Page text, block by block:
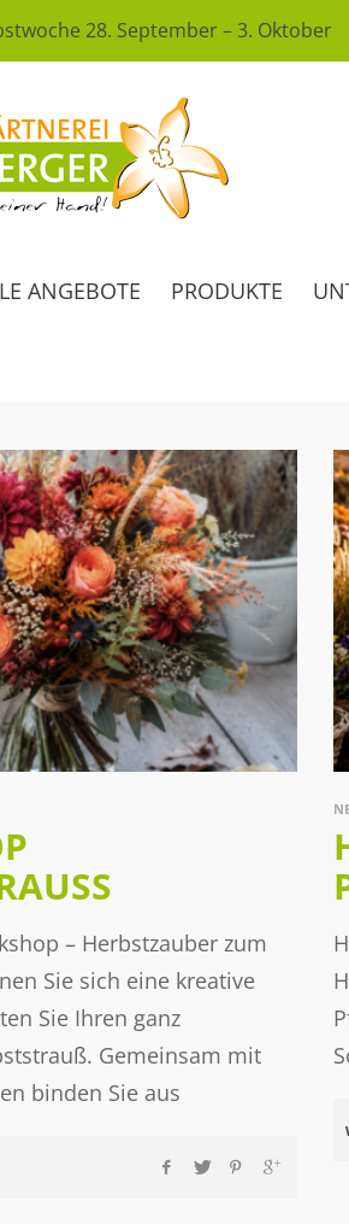
28. September – 3. Oktober
ist Pflanzzeit!
sparen mit unserer App
Pflanzen für unsere Gärten
Rundgang in der Erlebnisgärtnerei
Ihr grünes Paradies gesund und
Herbststrauß
ANGEBOTE PRODUKTE
– Herbstzauber zum
Sie sich eine kreative
Sie Ihren ganz
Gemeinsam mit
binden Sie aus